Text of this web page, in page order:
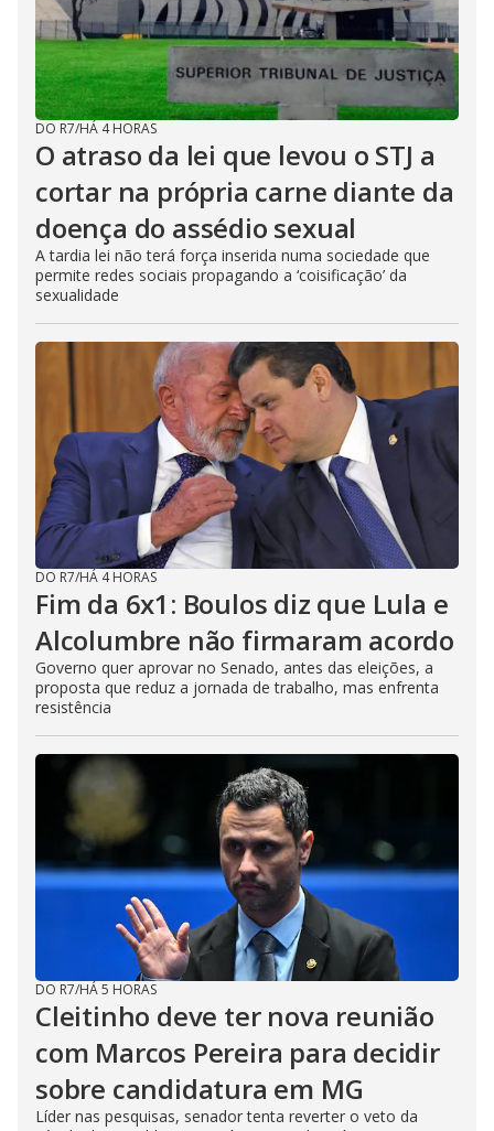
DO R7/HÁ 4 HORAS
O atraso da lei que levou o STJ a
cortar na própria carne diante da
doença do assédio sexual
A tardia lei não terá força inserida numa sociedade que
permite redes sociais propagando a ‘coisificação’ da
sexualidade
DO R7/HÁ 4 HORAS
Fim da 6x1: Boulos diz que Lula e
Alcolumbre não firmaram acordo
Governo quer aprovar no Senado, antes das eleições, a
proposta que reduz a jornada de trabalho, mas enfrenta
resistência
DO R7/HÁ 5 HORAS
Cleitinho deve ter nova reunião
com Marcos Pereira para decidir
sobre candidatura em MG
Líder nas pesquisas, senador tenta reverter o veto da